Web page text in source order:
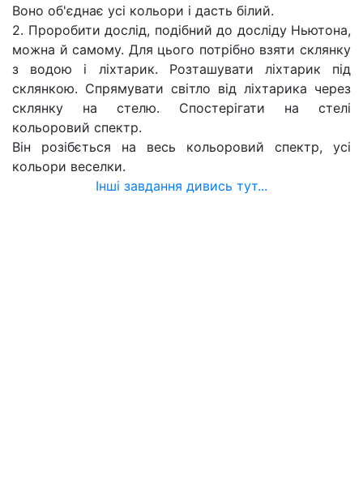
Воно об'єднає усі кольори і дасть білий.
2. Проробити дослід, подібний до досліду Ньютона,
можна й самому. Для цього потрібно взяти склянку
з водою і ліхтарик. Розташувати ліхтарик під
склянкою. Спрямувати світло від ліхтарика через
склянку на стелю. Спостерігати на стелі
кольоровий спектр.
Він розібється на весь кольоровий спектр, усі
кольори веселки.
Інші завдання дивись тут...